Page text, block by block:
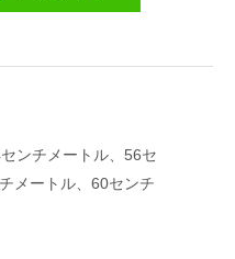
ンチメートル、56セ
メートル、60センチ